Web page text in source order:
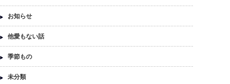
お知らせ
他愛もない話
季節もの
未分類